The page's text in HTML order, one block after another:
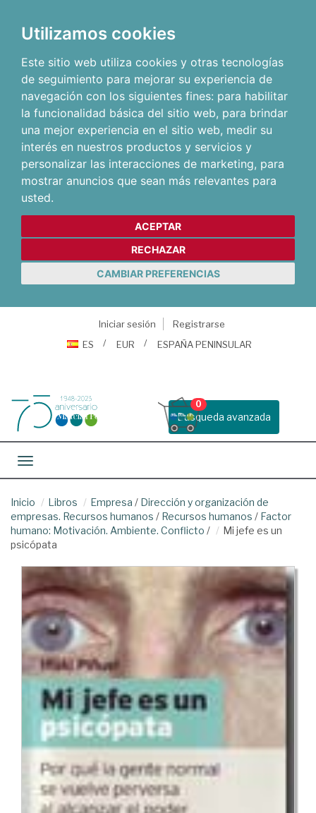
Utilizamos cookies
Este sitio web utiliza cookies y otras tecnologías
de seguimiento para mejorar su experiencia de
navegación con los siguientes fines: para habilitar
la funcionalidad básica del sitio web, para brindar
una mejor experiencia en el sitio web, medir su
interés en nuestros productos y servicios y
personalizar las interacciones de marketing, para
mostrar anuncios que sean más relevantes para
usted.
ACEPTAR
RECHAZAR
CAMBIAR PREFERENCIAS
Iniciar sesión
Registrarse
ES
EUR ESPAÑA PENINSULAR
Busqueda avanzada
0
Toggle navigation
Inicio Libros Empresa / Dirección y organización de
empresas. Recursos humanos / Recursos humanos / Factor
humano: Motivación. Ambiente. Conflicto /
Mi jefe es un
psicópata